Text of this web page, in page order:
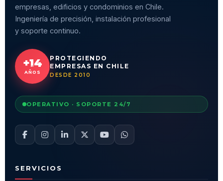
empresas, edificios y condominios en Chile.
Ingeniería de precisión, instalación profesional
y soporte continuo.
+14
AÑOS
PROTEGIENDO
EMPRESAS EN CHILE
DESDE 2010
OPERATIVO · SOPORTE 24/7
SERVICIOS